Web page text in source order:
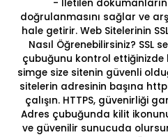
- İletilen
doğrulanmasını sağlar ve
hale getirir. Web Sitelerinin
Nasıl Öğrenebilirsiniz? SSL
çubuğunu kontrol ettiğinizde
simge size sitenin güvenli
sitelerin adresinin başına
çalışın. HTTPS, güvenirliği
Adres çubuğunda kilit
ve güvenilir sunucuda